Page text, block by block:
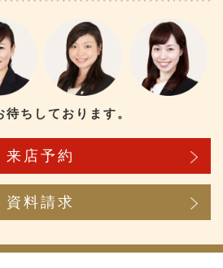
待ちしております。
来店予約
資料請求